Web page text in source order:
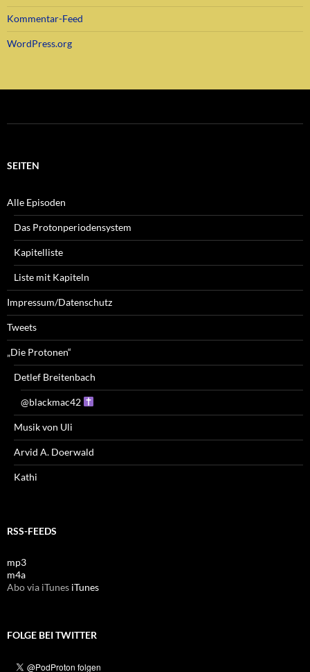
Kommentar-Feed
WordPress.org
SEITEN
Alle Episoden
Das Protonperiodensystem
Kapitelliste
Liste mit Kapiteln
Impressum/Datenschutz
Tweets
„Die Protonen“
Detlef Breitenbach
@blackmac42
Musik von Uli
Arvid A. Doerwald
Kathi
RSS-FEEDS
mp3
m4a
Abo via iTunes iTunes
FOLGE BEI TWITTER